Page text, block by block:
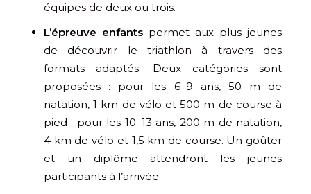
équipes de deux ou trois.
L’épreuve enfants permet aux plus jeunes
de découvrir le triathlon à travers des
formats adaptés. Deux catégories sont
proposées : pour les 6–9 ans, 50 m de
natation, 1 km de vélo et 500 m de course à
pied ; pour les 10–13 ans, 200 m de natation,
4 km de vélo et 1,5 km de course. Un goûter
et un diplôme attendront les jeunes
participants à l’arrivée.